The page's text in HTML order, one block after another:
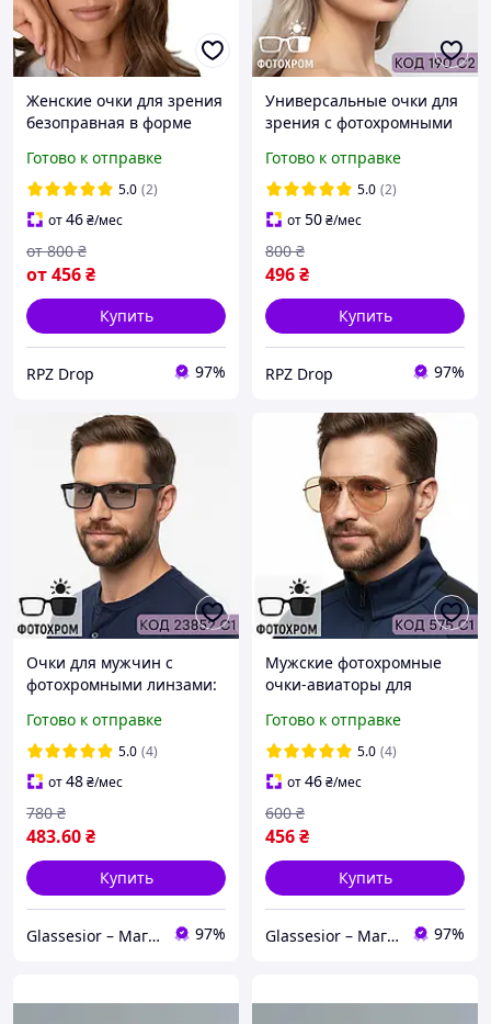
Женские очки для зрения
безоправная в форме
ультралёгкими
силиконовыми дужками.
Код 8952 С2
Готово к отправке
5.0 (2)
от46₴/мес
от456₴
от 800 ₴
Купить
RPZ Drop 97%
Универсальные очки для
зрения с фотохромными
безоправные, золотая
оправа. Код: 190 C2
Готово к отправке
5.0 (2)
от50₴/мес
496₴
800 ₴
Купить
RPZ Drop 97%
Очки для мужчин с
фотохромными линзами:
удобство для зрения. Код
23852 С1
Готово к отправке
5.0 (4)
от48₴/мес
483.60₴
780 ₴
Купить
Glassesior – Магазин оптики 97%
Мужские фотохромные
очки-авиаторы для
оправой. Код: 575 С1
Готово к отправке
5.0 (4)
от46₴/мес
456₴
600 ₴
Купить
Glassesior – Магазин оптики 97%